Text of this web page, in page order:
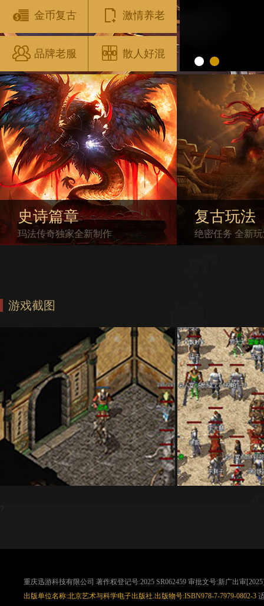
金币复古 激情养老
品牌老服 散人好混
史诗篇章
玛法传奇独家全新制作
复古玩法
绝密任务 全新
游戏截图
?
重庆迅游科技有限公司 著作权登记号:2025 SR062459 审批文号:新广出审
出版单位名称:北京艺术与科学电子出版社.出版物号:ISBN978-7-7979-0802-3